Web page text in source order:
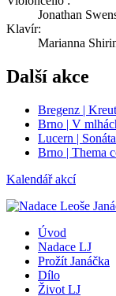
Jonathan
Klavír:
Marianna
Další akce
Bregenz |
Brno | V
Lucern |
Brno | Thema
Kalendář akcí
Úvod
Nadace LJ
Prožít Janáčka
Dílo
Život LJ